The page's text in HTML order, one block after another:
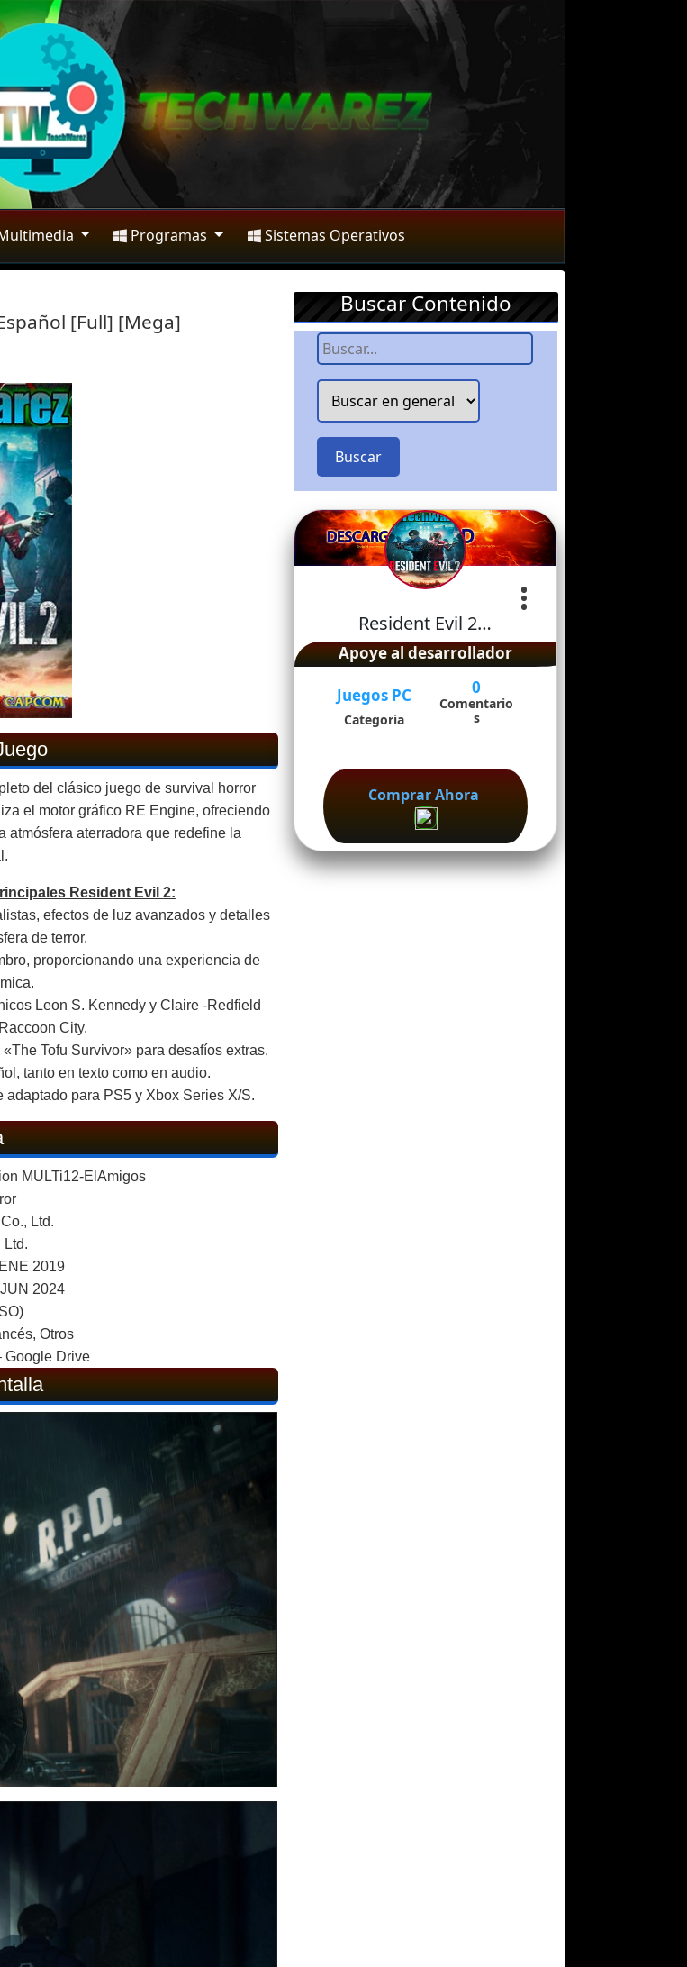
Programas Sistemas Operativos
[Full] [Mega]
del clásico juego de survival horror
el motor gráfico RE Engine, ofreciendo
aterradora que redefine la
Resident Evil 2:
efectos de luz avanzados y detalles
de terror.
proporcionando una experiencia de
Leon S. Kennedy y Claire -Redfield
City.
Tofu Survivor» para desafíos extras.
tanto en texto como en audio.
para PS5 y Xbox Series X/S.
MULTi12-ElAmigos
Ltd.
Ltd.
2019
2024
Otros
Google Drive
Buscar Contenido
Buscar
Resident Evil 2…
Apoye al desarrollador
Juegos PC
Categoria
0
Comentario
s
Comprar Ahora